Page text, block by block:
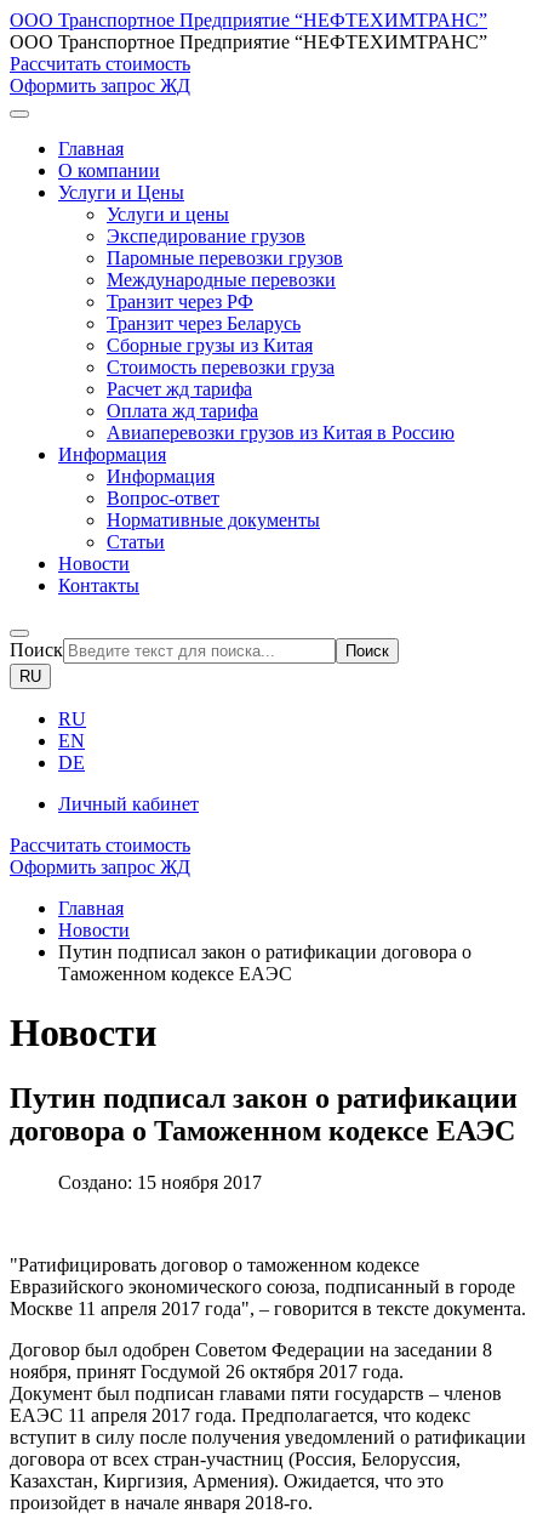
ООО Транспортное Предприятие “НЕФТЕХИМТРАНС”
ООО Транспортное Предприятие “НЕФТЕХИМТРАНС”
Рассчитать стоимость
Оформить запрос ЖД
Главная
О компании
Услуги и Цены
Услуги и цены
Экспедирование грузов
Паромные перевозки грузов
Международные перевозки
Транзит через РФ
Транзит через Беларусь
Сборные грузы из Китая
Стоимость перевозки груза
Расчет жд тарифа
Оплата жд тарифа
Авиаперевозки грузов из Китая в Россию
Информация
Информация
Вопрос-ответ
Нормативные документы
Статьи
Новости
Контакты
Поиск
Поиск
RU
RU
EN
DE
Личный кабинет
Рассчитать стоимость
Оформить запрос ЖД
Главная
Новости
Путин подписал закон о ратификации договора о
Таможенном кодексе ЕАЭС
Новости
Путин подписал закон о ратификации
договора о Таможенном кодексе ЕАЭС
Создано: 15 ноября 2017
"Ратифицировать договор о таможенном кодексе
Евразийского экономического союза, подписанный в городе
Москве 11 апреля 2017 года", – говорится в тексте документа.
Договор был одобрен Советом Федерации на заседании 8
ноября, принят Госдумой 26 октября 2017 года.
Документ был подписан главами пяти государств – членов
ЕАЭС 11 апреля 2017 года. Предполагается, что кодекс
вступит в силу после получения уведомлений о ратификации
договора от всех стран-участниц (Россия, Белоруссия,
Казахстан, Киргизия, Армения). Ожидается, что это
произойдет в начале января 2018-го.